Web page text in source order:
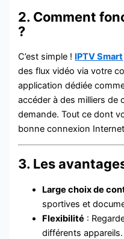
2. Comment
?
C’est simple ! IPTV Smart
des flux vidéo via votre
application dédiée
accéder à des milliers de
demande. Tout ce dont
bonne connexion
3. Les
Large choix de
sportives et
Flexibilité :
différents appareils.